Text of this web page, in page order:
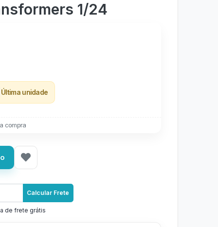
1/24
Última unidade
compra
Calcular Frete
de frete grátis